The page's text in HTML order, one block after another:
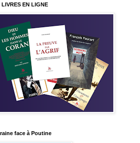
LIVRES EN LIGNE
face à Poutine